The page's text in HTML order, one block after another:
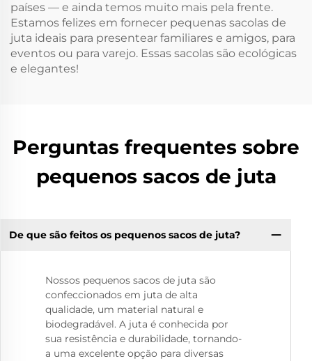
países — e ainda temos muito mais pela frente.
Estamos felizes em fornecer pequenas sacolas de
juta ideais para presentear familiares e amigos, para
eventos ou para varejo. Essas sacolas são ecológicas
e elegantes!
Perguntas frequentes sobre
pequenos sacos de juta
De que são feitos os pequenos sacos de juta?
Nossos pequenos sacos de juta são
confeccionados em juta de alta
qualidade, um material natural e
biodegradável. A juta é conhecida por
sua resistência e durabilidade, tornando-
a uma excelente opção para diversas